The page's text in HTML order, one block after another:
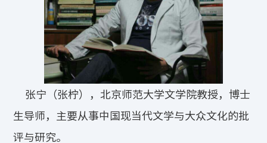
张宁（张柠），北京师范大学文学院教授，博士
生导师，主要从事中国现当代文学与大众文化的批
评与研究。